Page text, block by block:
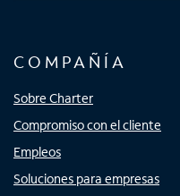
COMPAÑÍA
Sobre Charter
Compromiso con el cliente
Empleos
Soluciones para empresas